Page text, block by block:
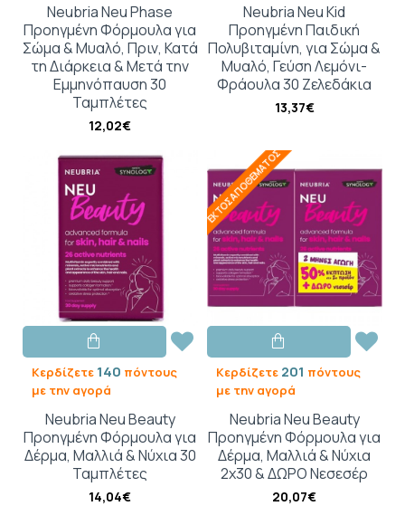
Neubria Neu Phase
Προηγμένη Φόρμουλα για
Σώμα & Μυαλό, Πριν, Κατά
τη Διάρκεια & Μετά την
Εμμηνόπαυση 30
Ταμπλέτες
12,02€
Neubria Neu Kid
Προηγμένη Παιδική
Πολυβιταμίνη, για Σώμα &
Μυαλό, Γεύση Λεμόνι-
Φράουλα 30 Ζελεδάκια
13,37€
Κερδίζετε 140 πόντους
με την αγορά
Neubria Neu Beauty
Προηγμένη Φόρμουλα για
Δέρμα, Μαλλιά & Νύχια 30
Ταμπλέτες
14,04€
ΕΚΤΌΣ ΑΠΟΘΈΜΑΤΟΣ
Κερδίζετε 201 πόντους
με την αγορά
Neubria Neu Beauty
Προηγμένη Φόρμουλα για
Δέρμα, Μαλλιά & Νύχια
2x30 & ΔΩΡΟ Νεσεσέρ
20,07€